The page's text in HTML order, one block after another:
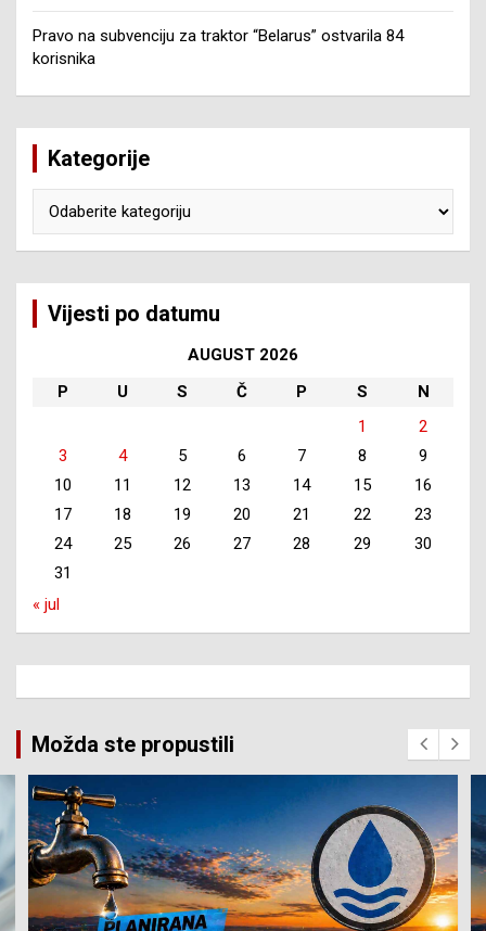
Pravo na subvenciju za traktor “Belarus” ostvarila 84
korisnika
Kategorije
Vijesti po datumu
AUGUST 2026
P
U S Č P S
N
1
2
3
4 5 6 7 8
9
10
11 12 13 14 15
16
17
18 19 20 21 22
23
24
25 26 27 28 29
30
31
« jul
Možda ste propustili